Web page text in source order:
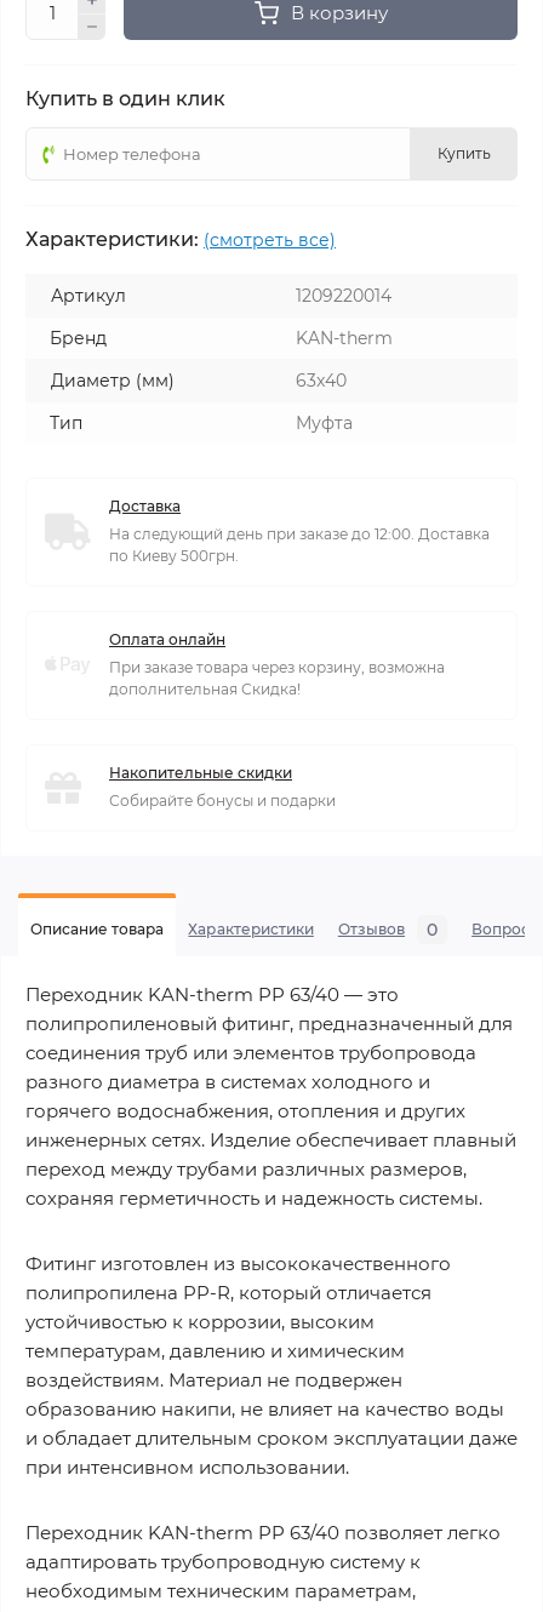
В корзину
Купить в один клик
Купить
Характеристики: (смотреть все)
Артикул
1209220014
Бренд
KAN-therm
Диаметр (мм)
63x40
Тип
Муфта
Доставка
На следующий день при заказе до 12:00. Доставка
по Киеву 500грн.
Оплата онлайн
При заказе товара через корзину, возможна
дополнительная Скидка!
Накопительные скидки
Собирайте бонусы и подарки
Описание товара Характеристики Отзывов 0 Вопросы
Переходник KAN-therm PP 63/40 — это
полипропиленовый фитинг, предназначенный для
соединения труб или элементов трубопровода
разного диаметра в системах холодного и
горячего водоснабжения, отопления и других
инженерных сетях. Изделие обеспечивает плавный
переход между трубами различных размеров,
сохраняя герметичность и надежность системы.
Фитинг изготовлен из высококачественного
полипропилена PP-R, который отличается
устойчивостью к коррозии, высоким
температурам, давлению и химическим
воздействиям. Материал не подвержен
образованию накипи, не влияет на качество воды
и обладает длительным сроком эксплуатации даже
при интенсивном использовании.
Переходник KAN-therm PP 63/40 позволяет легко
адаптировать трубопроводную систему к
необходимым техническим параметрам,